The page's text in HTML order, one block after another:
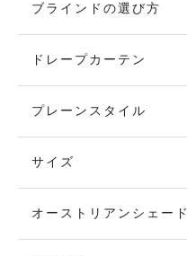
ブラインドの選び方
ドレープカーテン
プレーンスタイル
サイズ
オーストリアンシェード